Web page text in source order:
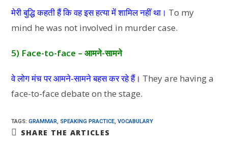
मेरी बुद्धि कहती हैं कि वह इस हत्या में शामिल नहीं था। To my
mind he was not involved in murder case.
5) Face-to-face – आमने-सामने
वे लोग मंच पर आमने-सामने बहस कर रहे हैं। They are having a
face-to-face debate on the stage.
TAGS:GRAMMAR, SPEAKING PRACTICE, VOCABULARY
SHARE THE ARTICLES